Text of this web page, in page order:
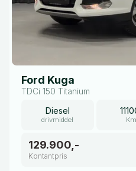
Ford Kuga
TDCi 150 Titanium
Diesel
drivmiddel
129.900,-
Kontantpris